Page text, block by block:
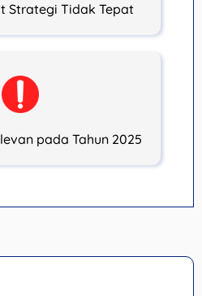
Strategi Tidak Tepat
pada Tahun 2025